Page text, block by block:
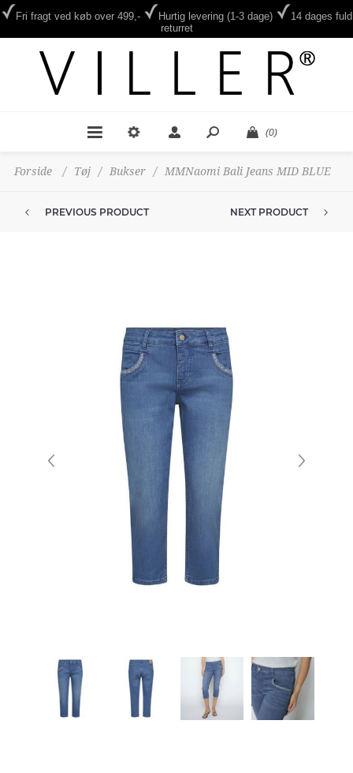
Fri fragt ved køb over 499,- Hurtig levering (1-3 dage)
14 dages fuld
returret
(0)
Forside / Tøj / Bukser / MMNaomi Bali Jeans MID BLUE
PREVIOUS PRODUCT NEXT PRODUCT